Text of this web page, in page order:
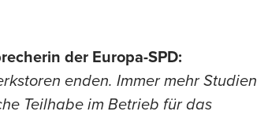
der Europa-SPD:
enden. Immer mehr Studien
Teilhabe im Betrieb für das